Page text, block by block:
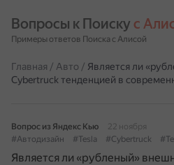
Вопросы к Поиску с
Примеры ответов Поиска с Алисой
Главная / Авто / Является ли
Cybertruck тенденцией в
Вопрос из Яндекс Кью
22 ноября
#Автодизайн
#Tesla #Cybertruck
Является ли «рубленый»